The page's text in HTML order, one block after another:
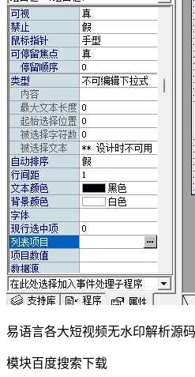
易语言各大短视频无水印解析源码
模块百度搜索下载